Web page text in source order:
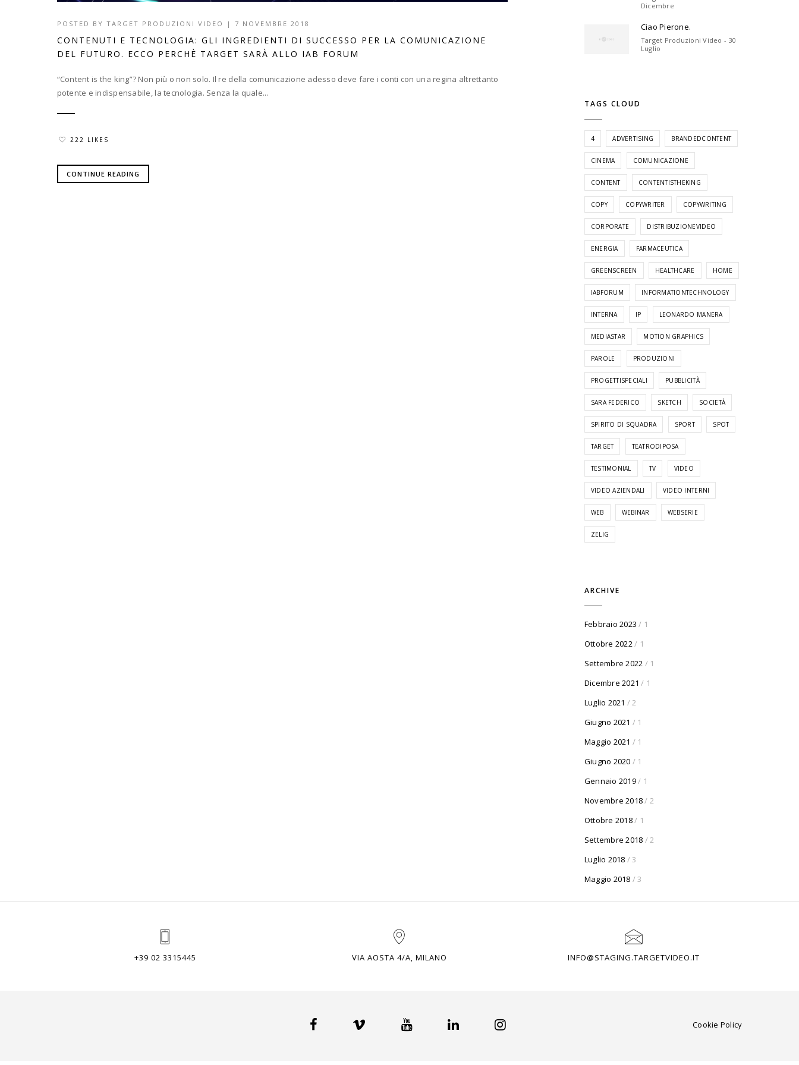
POSTED BY TARGET PRODUZIONI VIDEO | 7 NOVEMBRE 2018
CONTENUTI E TECNOLOGIA: GLI INGREDIENTI DI SUCCESSO PER LA COMUNICAZIONE
DEL FUTURO. ECCO PERCHÈ TARGET SARÀ ALLO IAB FORUM
“Content is the king”? Non più o non solo. Il re della comunicazione adesso deve fare i conti con una regina altrettanto
potente e indispensabile, la tecnologia. Senza la quale...
222 LIKES
CONTINUE READING
Dicembre
Ciao Pierone.
Target Produzioni Video - 30
Luglio
TAGS CLOUD
4 ADVERTISING BRANDEDCONTENT
CINEMA COMUNICAZIONE
CONTENT CONTENTISTHEKING
COPY COPYWRITER COPYWRITING
CORPORATE DISTRIBUZIONEVIDEO
ENERGIA FARMACEUTICA
GREENSCREEN HEALTHCARE HOME
IABFORUM INFORMATIONTECHNOLOGY
INTERNA IP LEONARDO MANERA
MEDIASTAR MOTION GRAPHICS
PAROLE PRODUZIONI
PROGETTISPECIALI PUBBLICITÀ
SARA FEDERICO SKETCH SOCIETÀ
SPIRITO DI SQUADRA SPORT SPOT
TARGET TEATRODIPOSA
TESTIMONIAL TV VIDEO
VIDEO AZIENDALI VIDEO INTERNI
WEB WEBINAR WEBSERIE
ZELIG
ARCHIVE
Febbraio 2023 / 1
Ottobre 2022 / 1
Settembre 2022 / 1
Dicembre 2021 / 1
Luglio 2021 / 2
Giugno 2021 / 1
Maggio 2021 / 1
Giugno 2020 / 1
Gennaio 2019/ 1
Novembre 2018/ 2
Ottobre 2018/ 1
Settembre 2018 / 2
Luglio 2018 / 3
Maggio 2018 / 3
+39 02 3315445 VIA AOSTA 4/A, MILANO INFO@STAGING.TARGETVIDEO.IT
Cookie Policy